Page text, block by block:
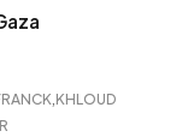
,KHLOUD